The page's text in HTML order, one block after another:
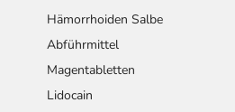
Hämorrhoiden Salbe
Abführmittel
Magentabletten
Lidocain